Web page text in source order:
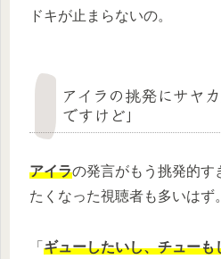
ドキが止まらないの。
アイラの挑発にサヤ
ですけど」
アイラの発言がもう挑発的
たくなった視聴者も多いはず。
「 ギューしたいし、チューも